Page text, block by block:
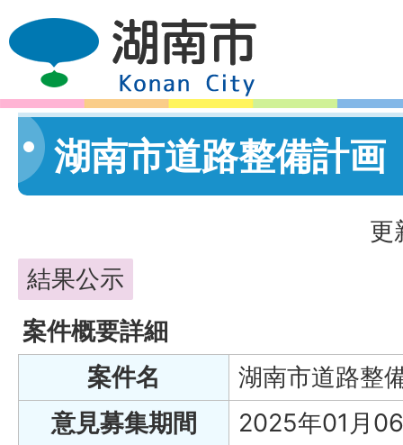
湖南市道路整備計画
更
結果公示
案件概要詳細
案件名
湖南市道路整
意見募集期間
2025年01月